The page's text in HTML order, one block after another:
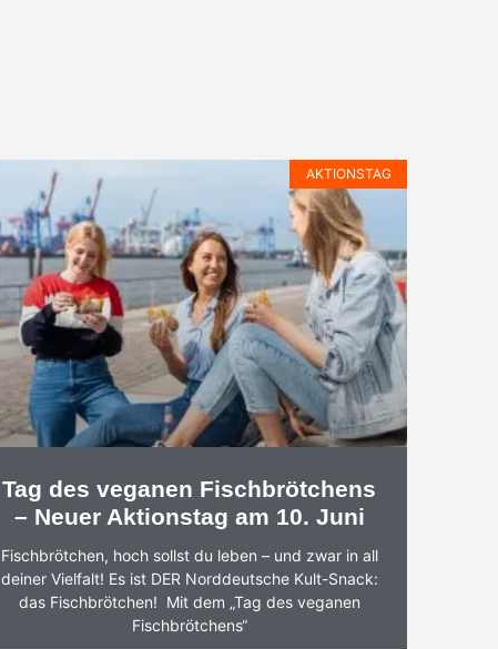
AKTIONSTAG
Tag des veganen Fischbrötchens
– Neuer Aktionstag am 10. Juni
Fischbrötchen, hoch sollst du leben – und zwar in all
deiner Vielfalt! Es ist DER Norddeutsche Kult-Snack:
das Fischbrötchen! Mit dem „Tag des veganen
Fischbrötchens“